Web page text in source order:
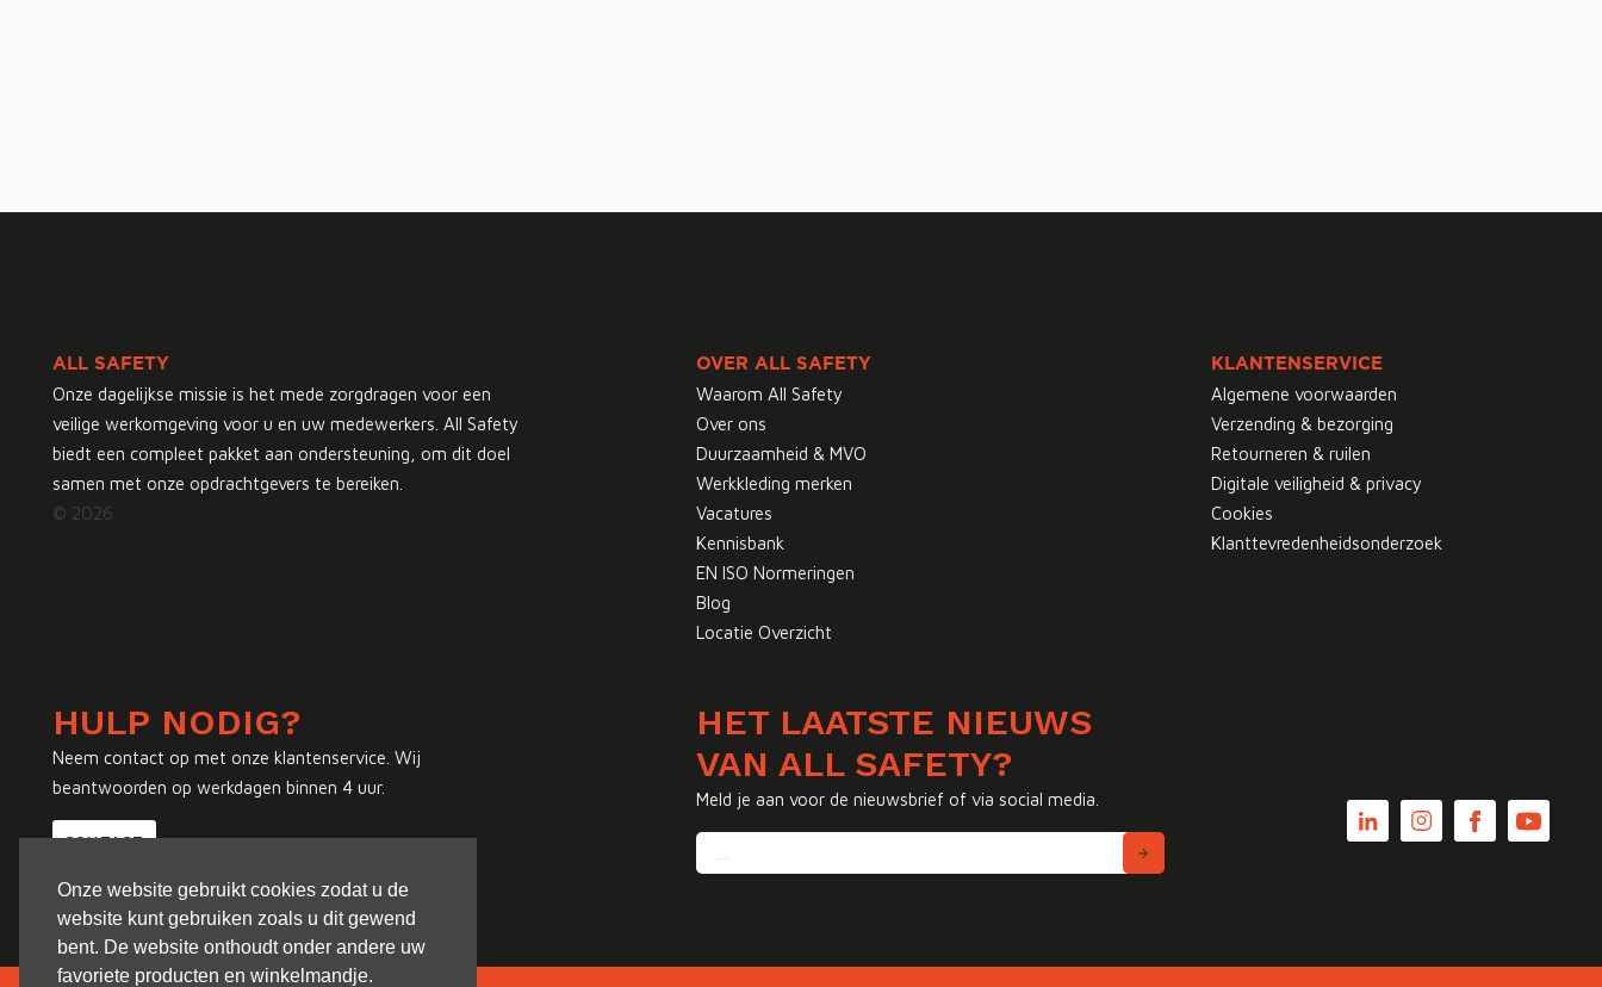
Onze website gebruikt cookies zodat u de
website kunt gebruiken zoals u dit gewend
bent. De website onthoudt onder andere uw
favoriete producten en winkelmandje.
ALL SAFETY
Onze dagelijkse missie is het mede zorgdragen voor een
veilige werkomgeving voor u en uw medewerkers. All Safety
biedt een compleet pakket aan ondersteuning, om dit doel
samen met onze opdrachtgevers te bereiken.
© 2026
OVER ALL SAFETY
Waarom All Safety
Over ons
Duurzaamheid & MVO
Werkkleding merken
Vacatures
Kennisbank
EN ISO Normeringen
Blog
Locatie Overzicht
KLANTENSERVICE
Algemene voorwaarden
Verzending & bezorging
Retourneren & ruilen
Digitale veiligheid & privacy
Cookies
Klanttevredenheidsonderzoek
HULP NODIG?
Neem contact op met onze klantenservice. Wij
beantwoorden op werkdagen binnen 4 uur.
CONTACT
HET LAATSTE NIEUWS
VAN ALL SAFETY?
Meld je aan voor de nieuwsbrief of via social media.